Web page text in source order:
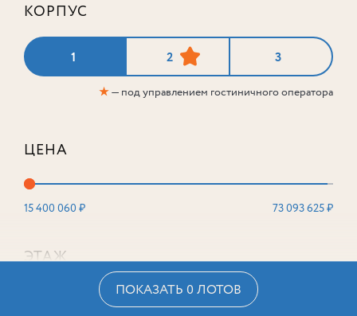
КОРПУС
1 2 3
★— под управлением гостиничного оператора
ЦЕНА
15 400 060 ₽ 73 093 625 ₽
ЭТАЖ
ПОКАЗАТЬ 0 ЛОТОВ